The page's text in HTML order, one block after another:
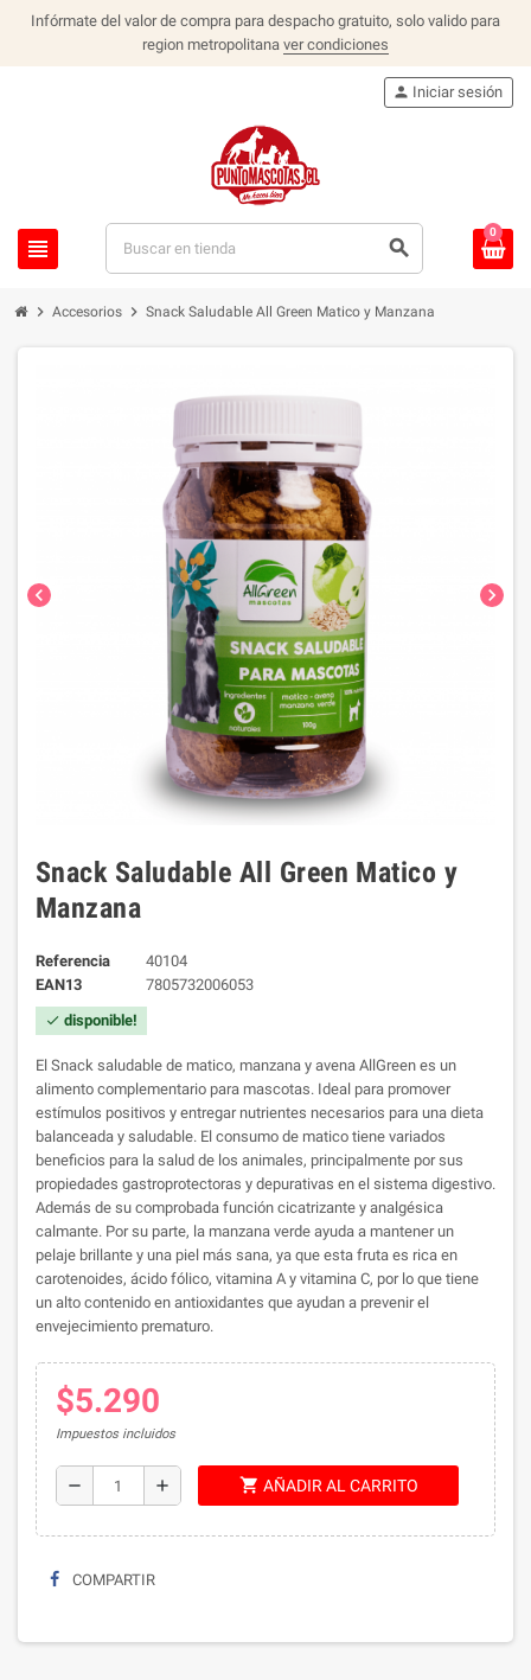
Infórmate del valor de compra para despacho gratuito, solo valido para
region metropolitana ver condiciones
view_headline search
person Iniciar sesión
0
chevron_right Accesorios chevron_right Snack Saludable All Green Matico y Manzana
chevron_left chevron_right
Snack Saludable All Green Matico y
Manzana
Referencia
40104
EAN13
7805732006053
check disponible!
El ​Snack saludable de matico, manzana y avena AllGreen es un
alimento complementario para mascotas. Ideal para promover
estímulos positivos y entregar nutrientes necesarios para una dieta
balanceada y saludable. El consumo de matico tiene variados
beneficios para la salud de los animales, principalmente por sus
propiedades gastroprotectoras y depurativas en el sistema digestivo.
Además de su comprobada función cicatrizante y analgésica
calmante. Por su parte, la manzana verde ayuda a mantener un
pelaje brillante y una piel más sana, ya que esta fruta es rica en
carotenoides, ácido fólico, vitamina A y vitamina C, por lo que tiene
un alto contenido en antioxidantes que ayudan a prevenir el
envejecimiento prematuro.
$5.290
Impuestos incluidos
remove add shopping_cart AÑADIR AL CARRITO
COMPARTIR